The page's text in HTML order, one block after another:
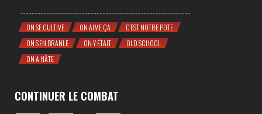
ON SE CULTIVE ON AIME ÇA
C'EST NOTRE POTE
ON S'EN BRANLE
ON Y ÉTAIT
OLD SCHOOL
ON A HÂTE
CONTINUER LE COMBAT